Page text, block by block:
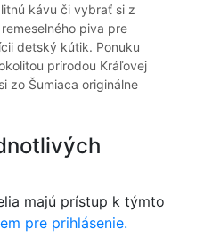
kávu či vybrať si z
piva pre
detský kútik. Ponuku
prírodou Kráľovej
zo Šumiaca originálne
majú prístup k týmto
pre prihlásenie.